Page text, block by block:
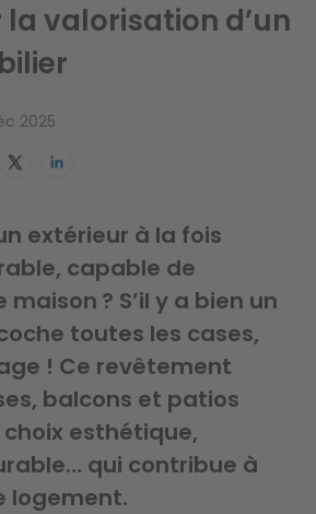
valorisation d’un
2025
extérieur à la fois
capable de
? S’il y a bien un
toutes les cases,
! Ce revêtement
balcons et patios
esthétique,
qui contribue à
logement.